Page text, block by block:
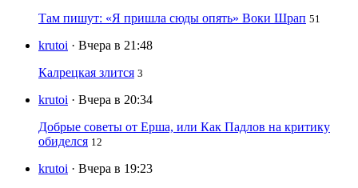
Там пишут: «Я пришла сюды опять» Воки Шрап 51
krutoi · Вчера в 21:48
Калрецкая злится 3
krutoi · Вчера в 20:34
Добрые советы от Ерша, или Как Падлов на критику
обиделся 12
krutoi · Вчера в 19:23